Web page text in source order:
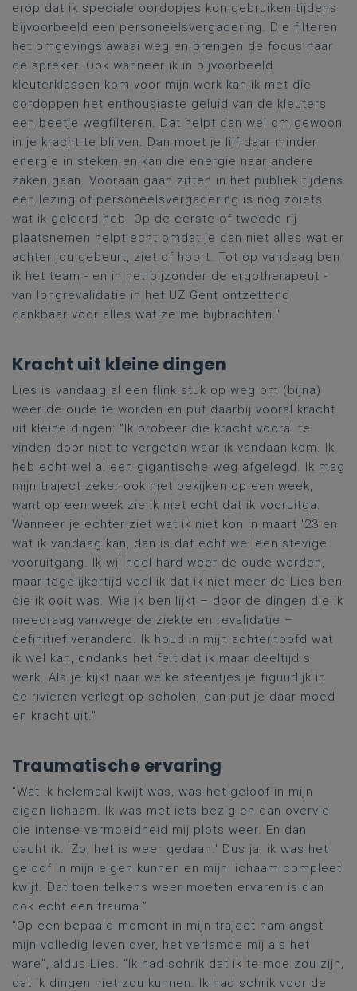
erop dat ik speciale oordopjes kon gebruiken tijdens
bijvoorbeeld een personeelsvergadering. Die filteren
het omgevingslawaai weg en brengen de focus naar
de spreker. Ook wanneer ik in bijvoorbeeld
kleuterklassen kom voor mijn werk kan ik met die
oordoppen het enthousiaste geluid van de kleuters
een beetje wegfilteren. Dat helpt dan wel om gewoon
in je kracht te blijven. Dan moet je lijf daar minder
energie in steken en kan die energie naar andere
zaken gaan. Vooraan gaan zitten in het publiek tijdens
een lezing of personeelsvergadering is nog zoiets
wat ik geleerd heb. Op de eerste of tweede rij
plaatsnemen helpt echt omdat je dan niet alles wat er
achter jou gebeurt, ziet of hoort. Tot op vandaag ben
ik het team - en in het bijzonder de ergotherapeut -
van longrevalidatie in het UZ Gent ontzettend
dankbaar voor alles wat ze me bijbrachten."
Kracht uit kleine dingen
Lies is vandaag al een flink stuk op weg om (bijna)
weer de oude te worden en put daarbij vooral kracht
uit kleine dingen: "Ik probeer die kracht vooral te
vinden door niet te vergeten waar ik vandaan kom. Ik
heb echt wel al een gigantische weg afgelegd. Ik mag
mijn traject zeker ook niet bekijken op een week,
want op een week zie ik niet echt dat ik vooruitga.
Wanneer je echter ziet wat ik niet kon in maart '23 en
wat ik vandaag kan, dan is dat echt wel een stevige
vooruitgang. Ik wil heel hard weer de oude worden,
maar tegelijkertijd voel ik dat ik niet meer de Lies ben
die ik ooit was. Wie ik ben lijkt – door de dingen die ik
meedraag vanwege de ziekte en revalidatie –
definitief veranderd. Ik houd in mijn achterhoofd wat
ik wel kan, ondanks het feit dat ik maar deeltijd s
werk. Als je kijkt naar welke steentjes je figuurlijk in
de rivieren verlegt op scholen, dan put je daar moed
en kracht uit."
Traumatische ervaring
"Wat ik helemaal kwijt was, was het geloof in mijn
eigen lichaam. Ik was met iets bezig en dan overviel
die intense vermoeidheid mij plots weer. En dan
dacht ik: 'Zo, het is weer gedaan.' Dus ja, ik was het
geloof in mijn eigen kunnen en mijn lichaam compleet
kwijt. Dat toen telkens weer moeten ervaren is dan
ook echt een trauma.”
"Op een bepaald moment in mijn traject nam angst
mijn volledig leven over, het verlamde mij als het
ware", aldus Lies. "Ik had schrik dat ik te moe zou zijn,
dat ik dingen niet zou kunnen. Ik had schrik voor de